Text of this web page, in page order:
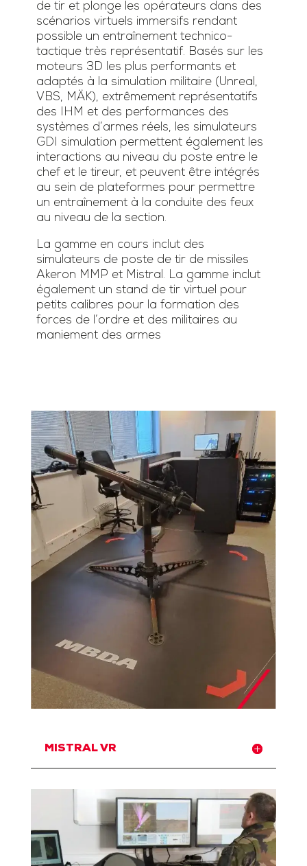
de tir et plonge les opérateurs dans des
scénarios virtuels immersifs rendant
possible un entraînement technico-
tactique très représentatif. Basés sur les
moteurs 3D les plus performants et
adaptés à la simulation militaire (Unreal,
VBS, MÄK), extrêmement représentatifs
des IHM et des performances des
systèmes d’armes réels, les simulateurs
GDI simulation permettent également les
interactions au niveau du poste entre le
chef et le tireur, et peuvent être intégrés
au sein de plateformes pour permettre
un entraînement à la conduite des feux
au niveau de la section.
La gamme en cours inclut des
simulateurs de poste de tir de missiles
Akeron MMP et Mistral. La gamme inclut
également un stand de tir virtuel pour
petits calibres pour la formation des
forces de l’ordre et des militaires au
maniement des armes
MISTRAL VR